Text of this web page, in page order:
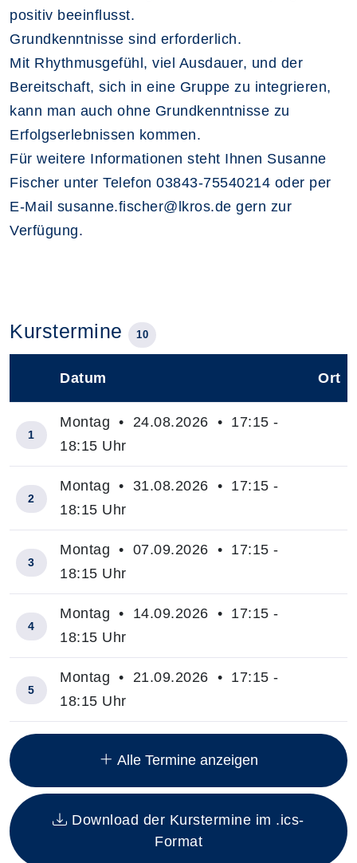
positiv beeinflusst.
Grundkenntnisse sind erforderlich.
Mit Rhythmusgefühl, viel Ausdauer, und der
Bereitschaft, sich in eine Gruppe zu integrieren,
kann man auch ohne Grundkenntnisse zu
Erfolgserlebnissen kommen.
Für weitere Informationen steht Ihnen Susanne
Fischer unter Telefon 03843-75540214 oder per
E-Mail susanne.fischer@lkros.de gern zur
Verfügung.
Kurstermine 10
Insgesamt gibt es 10 Termine zum diesen Kurs
Datum Ort
1
Montag • 24.08.2026 • 17:15 -
18:15 Uhr
2
Montag • 31.08.2026 • 17:15 -
18:15 Uhr
3
Montag • 07.09.2026 • 17:15 -
18:15 Uhr
4
Montag • 14.09.2026 • 17:15 -
18:15 Uhr
5
Montag • 21.09.2026 • 17:15 -
18:15 Uhr
Alle Termine anzeigen
Download der Kurstermine im .ics-
Format